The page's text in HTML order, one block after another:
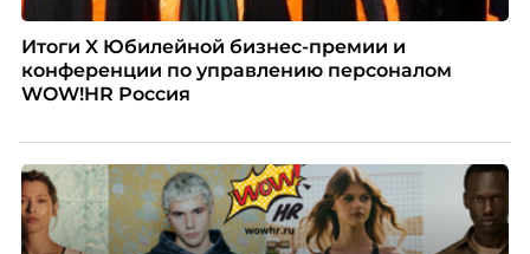
Итоги X Юбилейной бизнес-премии и
конференции по управлению персоналом
WOW!HR Россия